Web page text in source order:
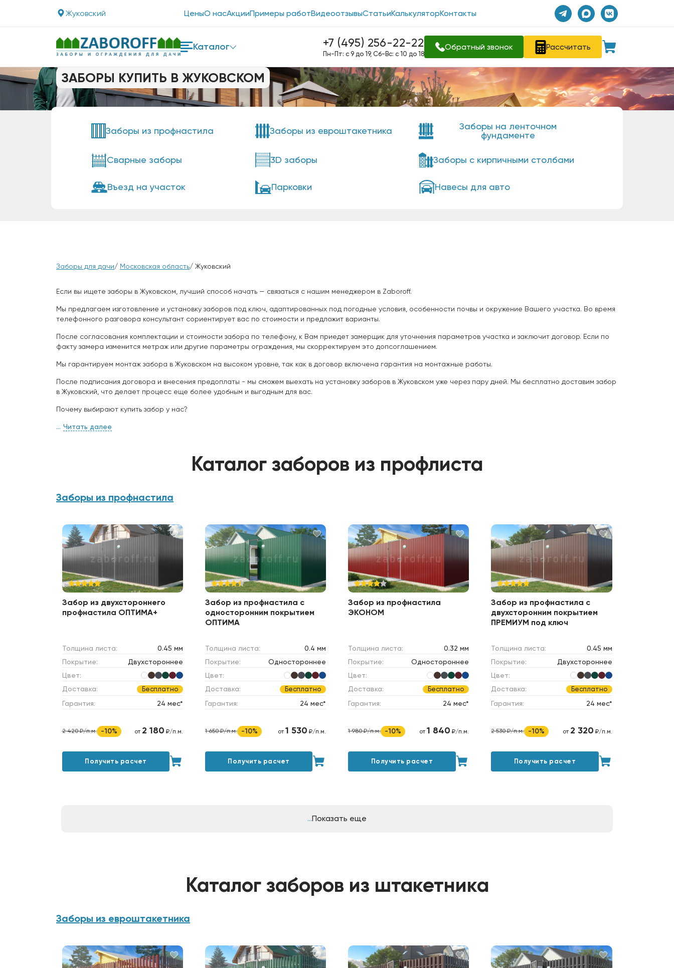
Жуковский ЦеныО насАкцииПримеры работВидеоотзывыСтатьиКалькуляторКонтакты
Каталог +7 (495) 256-22-22
Пн-Пт: с 9 до 19, Сб-Вс: с 10 до 18
Обратный звонок Рассчитать
ЗАБОРЫ КУПИТЬ В ЖУКОВСКОМ
Заборы из профнастила Заборы из евроштакетника
Заборы на ленточном
фундаменте
Сварные заборы 3D заборы Заборы с кирпичными столбами
Въезд на участок Парковки Навесы для авто
Заборы для дачи/ Московская область/ Жуковский
Если вы ищете заборы в Жуковском, лучший способ начать — связаться с нашим менеджером в Zaboroff.
Мы предлагаем изготовление и установку заборов под ключ, адаптированных под погодные условия, особенности почвы и окружение Вашего участка. Во время
телефонного разговора консультант сориентирует вас по стоимости и предложит варианты.
После согласования комплектации и стоимости забора по телефону, к Вам приедет замерщик для уточнения параметров участка и заключит договор. Если по
факту замера изменится метраж или другие параметры ограждения, мы скорректируем это допсоглашением.
Мы гарантируем монтаж забора в Жуковском на высоком уровне, так как в договор включена гарантия на монтажные работы.
После подписания договора и внесения предоплаты - мы сможем выехать на установку заборов в Жуковском уже через пару дней. Мы бесплатно доставим забор
в Жуковский, что делает процесс еще более удобным и выгодным для вас.
Почему выбирают купить забор у нас?
Читать далее
Каталог заборов из профлиста
Заборы из профнастила
Забор из двухстороннего
профнастила ОПТИМА+
Толщина листа:
0.45 мм
Покрытие:
Двухстороннее
Цвет:
Доставка:
Бесплатно
Гарантия: 24 мес*
2 420 ₽/п.м. -10% от 2 180 ₽/п.м.
Получить расчет
Забор из профнастила с
односторонним покрытием
ОПТИМА
Толщина листа:
0.4 мм
Покрытие:
Одностороннее
Цвет:
Доставка:
Бесплатно
Гарантия: 24 мес*
1 650 ₽/п.м. -10% от 1 530 ₽/п.м.
Получить расчет
Забор из профнастила
ЭКОНОМ
Толщина листа:
0.32 мм
Покрытие:
Одностороннее
Цвет:
Доставка:
Бесплатно
Гарантия: 24 мес*
1 980 ₽/п.м. -10% от 1 840 ₽/п.м.
Получить расчет
Забор из профнастила с
двухсторонним покрытием
ПРЕМИУМ под ключ
Толщина листа:
0.45 мм
Покрытие:
Двухстороннее
Цвет:
Доставка:
Бесплатно
Гарантия: 24 мес*
2 530 ₽/п.м. -10% от 2 320 ₽/п.м.
Получить расчет
Показать еще
Каталог заборов из штакетника
Заборы из евроштакетника